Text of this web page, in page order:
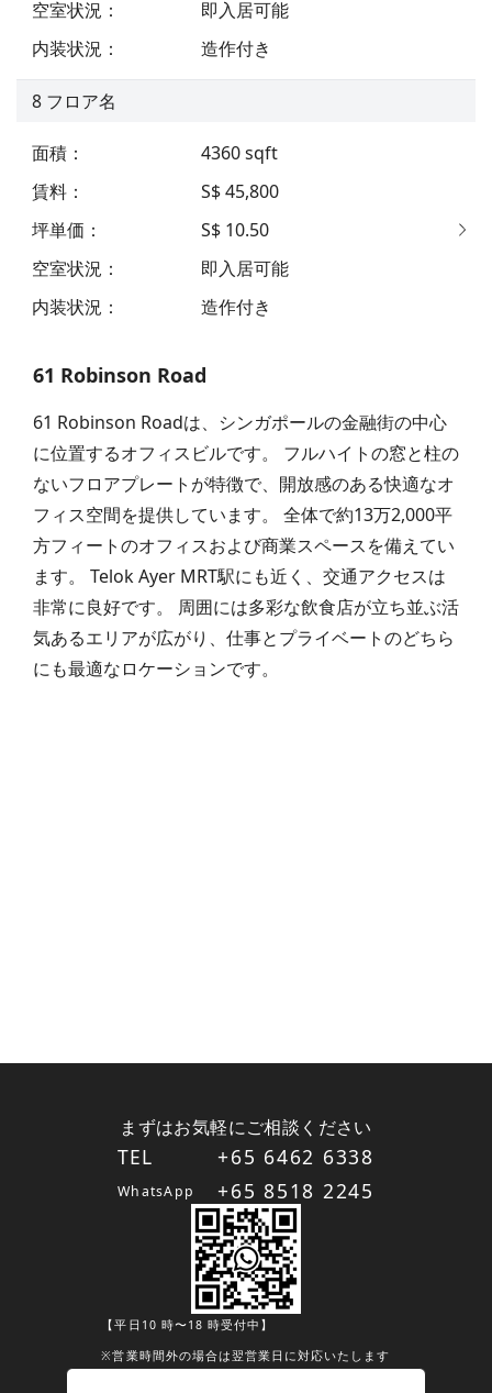
空室状況 ：
即入居可能
内装状況 ： 造作付き
8 フロア名
面積 ： 4360sqft
賃料 ：
S$ 45,800
坪単価 ：
S$ 10.50
空室状況 ：
即入居可能
内装状況 ： 造作付き
61 Robinson Road
61 Robinson Roadは、シンガポールの金融街の中心
に位置するオフィスビルです。 フルハイトの窓と柱の
ないフロアプレートが特徴で、開放感のある快適なオ
フィス空間を提供しています。 全体で約13万2,000平
方フィートのオフィスおよび商業スペースを備えてい
ます。 Telok Ayer MRT駅にも近く、交通アクセスは
非常に良好です。 周囲には多彩な飲食店が立ち並ぶ活
気あるエリアが広がり、仕事とプライベートのどちら
にも最適なロケーションです。
まずはお気軽にご相談ください
TEL
WhatsApp
+65 6462 6338
+65 8518 2245
【平日10 時〜18 時受付中】
※営業時間外の場合は翌営業日に対応いたします